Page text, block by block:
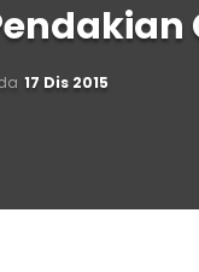
17 Dis 2015